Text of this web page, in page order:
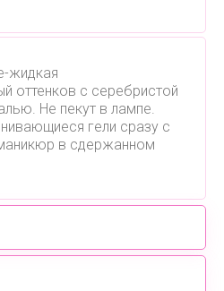
жидкая
оттенков с серебристой
Не пекут в лампе.
гели сразу с
в сдержанном